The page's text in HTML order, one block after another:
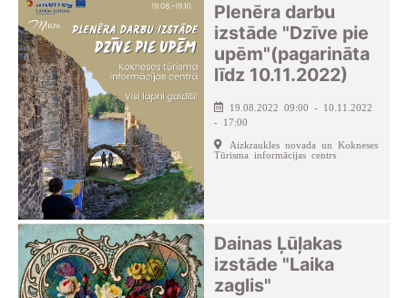
Plenēra darbu
izstāde "Dzīve pie
upēm"(pagarināta
līdz 10.11.2022)
19.08.2022 09:00 - 10.11.2022
- 17:00
Aizkraukles novada un Kokneses
Tūrisma informācijas centrs
Dainas Ļūļakas
izstāde "Laika
zaglis"